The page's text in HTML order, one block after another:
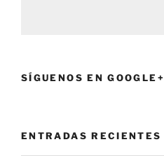
SÍGUENOS EN GOOGLE+
ENTRADAS RECIENTES